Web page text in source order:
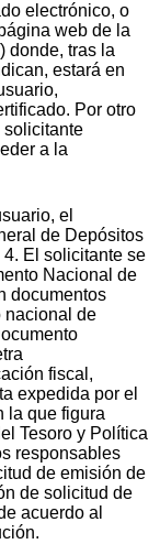
electrónico, o
web de la
donde, tras la
estará en
Por otro
solicitante
a la
el
de Depósitos
El solicitante se
Nacional de
documentos
nacional de
fiscal,
expedida por el
la que figura
Tesoro y Política
responsables
de emisión de
de solicitud de
acuerdo al